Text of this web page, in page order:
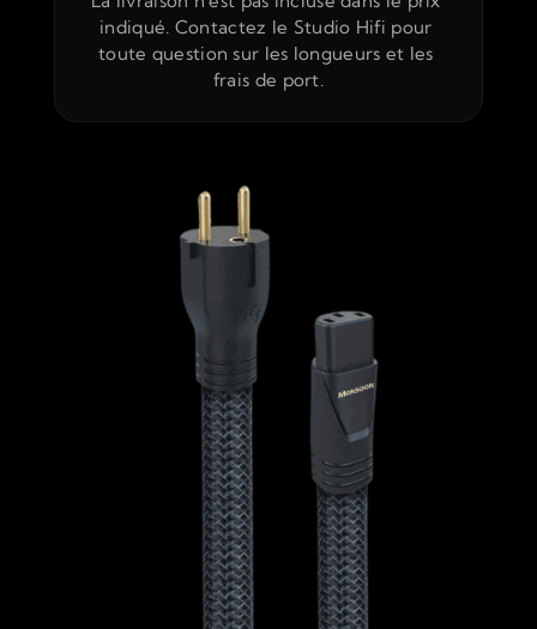
indiqué. Contactez le Studio Hifi pour
toute question sur les longueurs et les
frais de port.